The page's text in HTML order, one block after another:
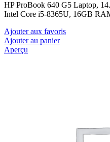
HP ProBook 640 G5 Laptop,
Intel Core i5-8365U, 16GB
Ajouter aux favoris
Ajouter au panier
Aperçu